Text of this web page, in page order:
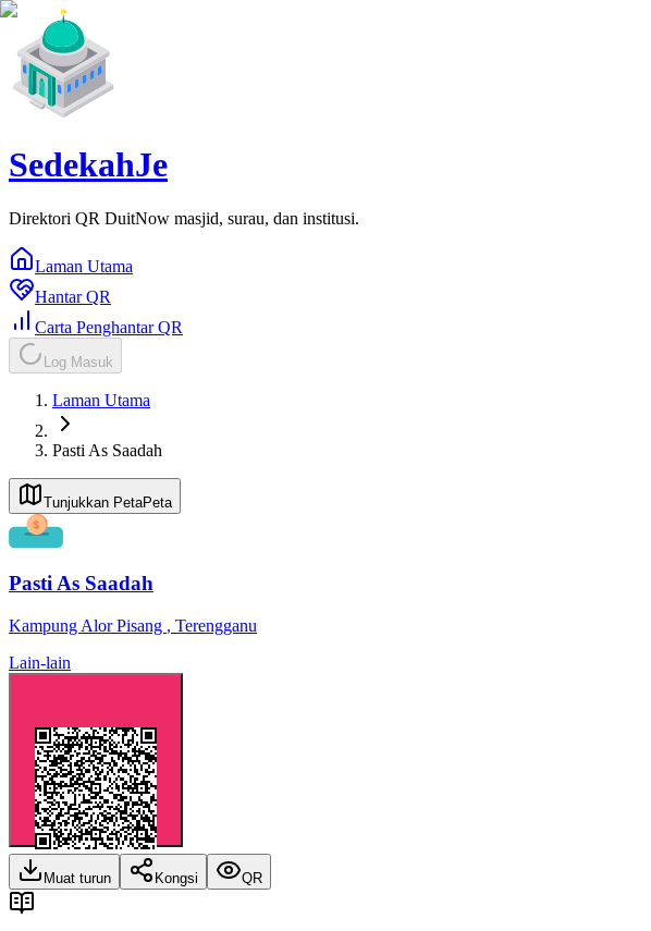
SedekahJe
Direktori QR DuitNow masjid, surau, dan institusi.
Laman Utama
Hantar QR
Carta Penghantar QR
Log Masuk
Laman Utama
Pasti As Saadah
Tunjukkan PetaPeta
Pasti As Saadah
Kampung Alor Pisang , Terengganu
Lain-lain
Muat turun Kongsi QR